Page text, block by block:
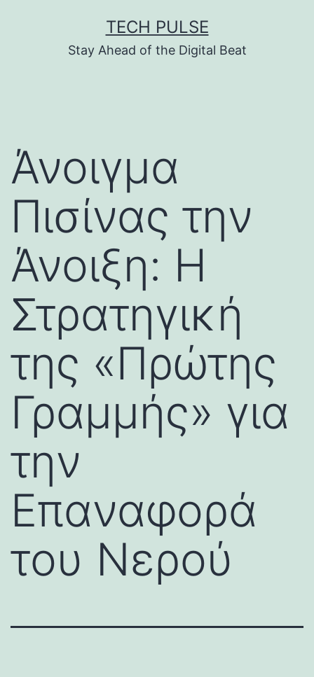
TECH PULSE
Stay Ahead of the Digital Beat
Άνοιγμα
Πισίνας την
Άνοιξη: Η
Στρατηγική
της «Πρώτης
Γραμμής» για
την
Επαναφορά
του Νερού